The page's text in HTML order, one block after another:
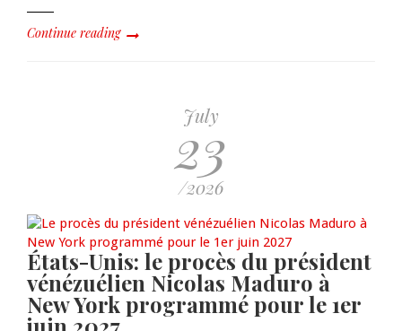
Continue reading
July
23
/2026
États-Unis: le procès du président
vénézuélien Nicolas Maduro à
New York programmé pour le 1er